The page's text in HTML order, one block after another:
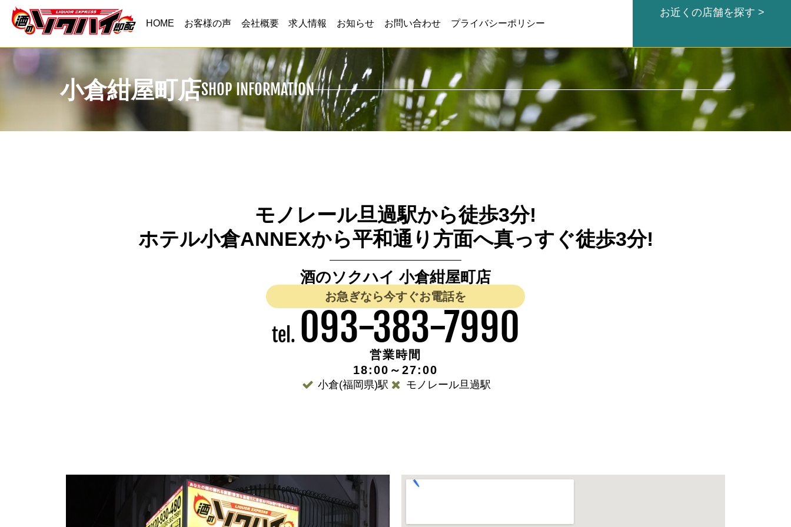
HOME お客様の声 会社概要 求人情報 お知らせ お問い合わせ プライバシーポリシー
お近くの店舗を探す >
小倉紺屋町店SHOP INFORMATION
モノレール旦過駅から徒歩3分!
ホテル小倉ANNEXから平和通り方面へ真っすぐ徒歩3分!
酒のソクハイ 小倉紺屋町店
お急ぎなら今すぐお電話を
tel. 093-383-7990
営業時間
18:00～27:00
小倉(福岡県)駅 モノレール旦過駅